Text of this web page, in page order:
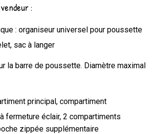
:
: organiseur universel pour poussette
sac à langer
la barre de poussette. Diamètre maximal
principal, compartiment
fermeture éclair, 2 compartiments
zippée supplémentaire